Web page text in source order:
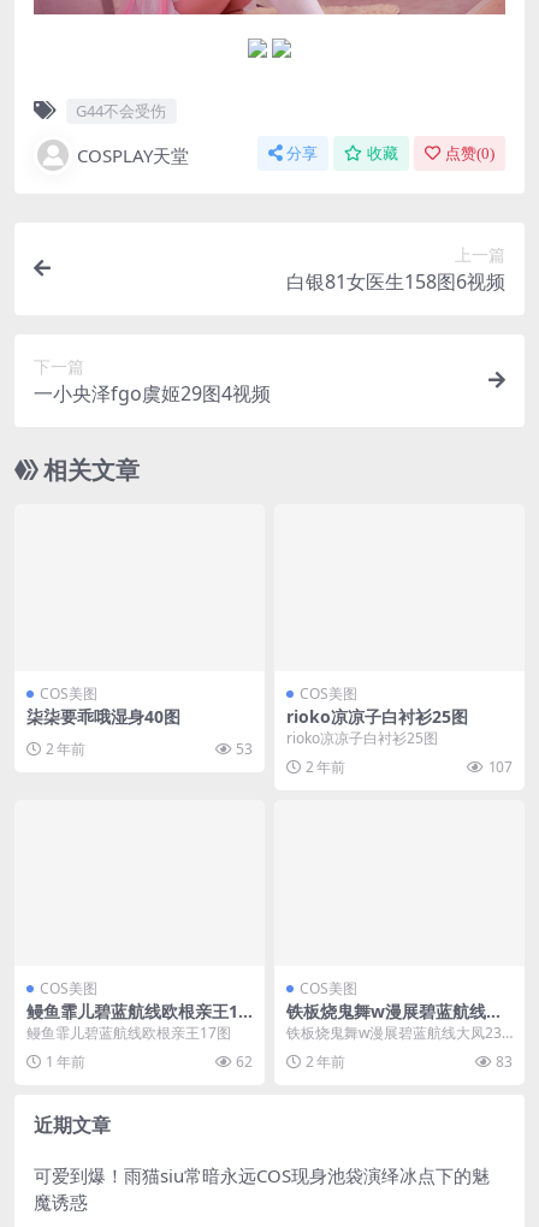
G44不会受伤
COSPLAY天堂 分享 收藏 点赞(0)
上一篇
白银81女医生158图6视频
下一篇
一小央泽fgo虞姬29图4视频
相关文章
COS美图
柒柒要乖哦湿身40图
2 年前 53
COS美图
rioko凉凉子白衬衫25图
rioko凉凉子白衬衫25图
2 年前
107
COS美图
鳗鱼霏儿碧蓝航线欧根亲王17
图
鳗鱼霏儿碧蓝航线欧根亲王17图
1 年前
62
COS美图
铁板烧鬼舞w漫展碧蓝航线大
凤23图
铁板烧鬼舞w漫展碧蓝航线大凤23
图
2 年前 83
近期文章
可爱到爆！雨猫siu常暗永远COS现身池袋演绎冰点下的魅
魔诱惑